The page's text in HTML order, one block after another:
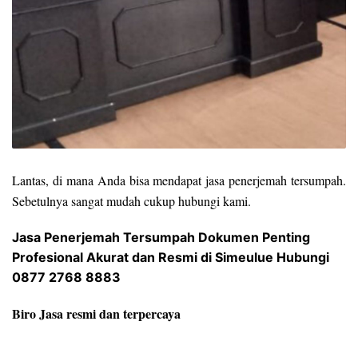
Lantas, di mana Anda bisa mendapat jasa penerjemah tersumpah.
Sebetulnya sangat mudah cukup hubungi kami.
Jasa Penerjemah Tersumpah Dokumen Penting
Profesional Akurat dan Resmi di Simeulue Hubungi
0877 2768 8883
Biro Jasa resmi dan terpercaya